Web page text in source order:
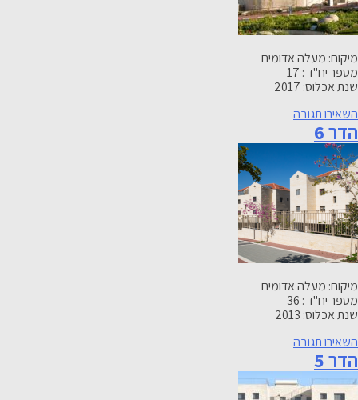
מיקום: מעלה אדומים
מספר יח"ד : 17
שנת אכלוס: 2017
השאירו תגובה
-
בוטיק
הדר 6
מיקום: מעלה אדומים
מספר יח"ד : 36
שנת אכלוס: 2013
השאירו תגובה
-
6
הדר 5